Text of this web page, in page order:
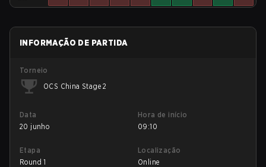
INFORMAÇÃO DE PARTIDA
Torneio
OCS China Stage 2
Data
20 junho
Hora de início
09:10
Etapa
Round 1
Localização
Online